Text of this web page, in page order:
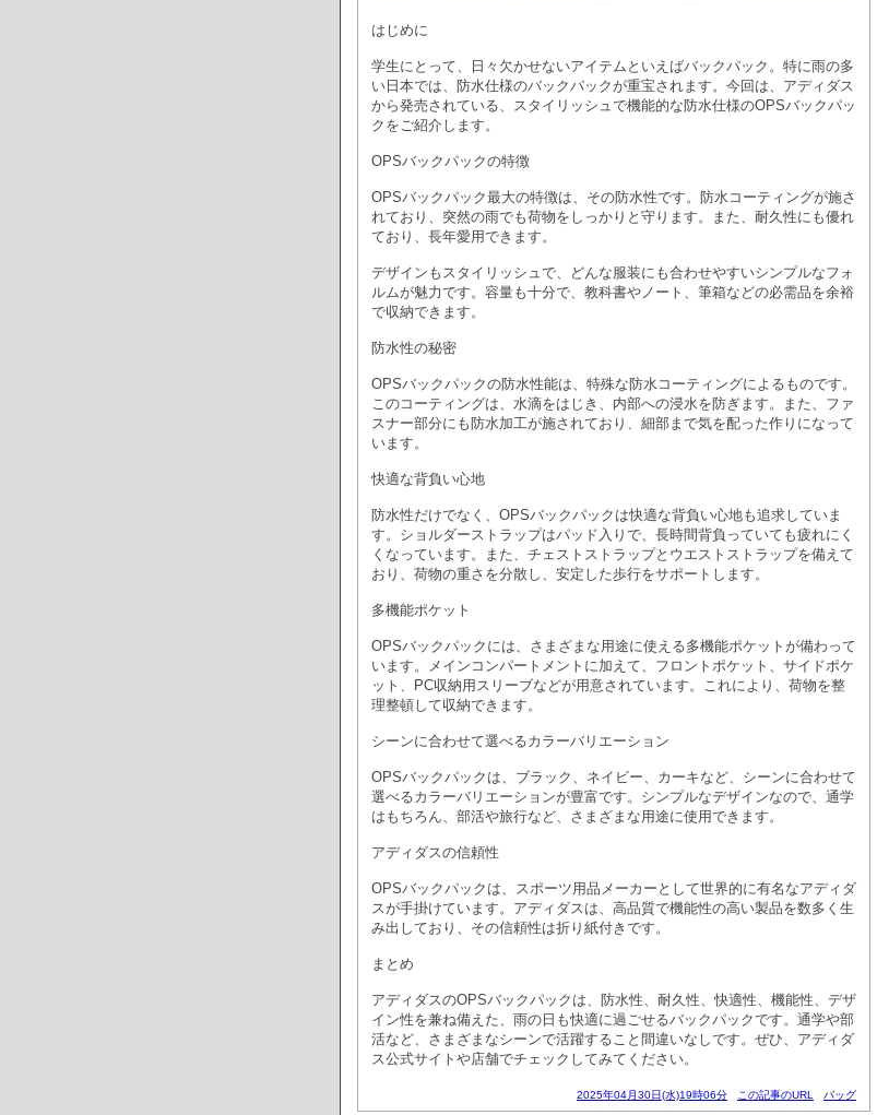
はじめに
学生にとって、日々欠かせないアイテムといえばバックパック。特に雨の多
い日本では、防水仕様のバックパックが重宝されます。今回は、アディダス
から発売されている、スタイリッシュで機能的な防水仕様のOPSバックパッ
クをご紹介します。
OPSバックパックの特徴
OPSバックパック最大の特徴は、その防水性です。防水コーティングが施さ
れており、突然の雨でも荷物をしっかりと守ります。また、耐久性にも優れ
ており、長年愛用できます。
デザインもスタイリッシュで、どんな服装にも合わせやすいシンプルなフォ
ルムが魅力です。容量も十分で、教科書やノート、筆箱などの必需品を余裕
で収納できます。
防水性の秘密
OPSバックパックの防水性能は、特殊な防水コーティングによるものです。
このコーティングは、水滴をはじき、内部への浸水を防ぎます。また、ファ
スナー部分にも防水加工が施されており、細部まで気を配った作りになって
います。
快適な背負い心地
防水性だけでなく、OPSバックパックは快適な背負い心地も追求していま
す。ショルダーストラップはパッド入りで、長時間背負っていても疲れにく
くなっています。また、チェストストラップとウエストストラップを備えて
おり、荷物の重さを分散し、安定した歩行をサポートします。
多機能ポケット
OPSバックパックには、さまざまな用途に使える多機能ポケットが備わって
います。メインコンパートメントに加えて、フロントポケット、サイドポケ
ット、PC収納用スリーブなどが用意されています。これにより、荷物を整
理整頓して収納できます。
シーンに合わせて選べるカラーバリエーション
OPSバックパックは、ブラック、ネイビー、カーキなど、シーンに合わせて
選べるカラーバリエーションが豊富です。シンプルなデザインなので、通学
はもちろん、部活や旅行など、さまざまな用途に使用できます。
アディダスの信頼性
OPSバックパックは、スポーツ用品メーカーとして世界的に有名なアディダ
スが手掛けています。アディダスは、高品質で機能性の高い製品を数多く生
み出しており、その信頼性は折り紙付きです。
まとめ
アディダスのOPSバックパックは、防水性、耐久性、快適性、機能性、デザ
イン性を兼ね備えた、雨の日も快適に過ごせるバックパックです。通学や部
活など、さまざまなシーンで活躍すること間違いなしです。ぜひ、アディダ
ス公式サイトや店舗でチェックしてみてください。
2025年04月30日(水)19時06分 この記事のURL バッグ